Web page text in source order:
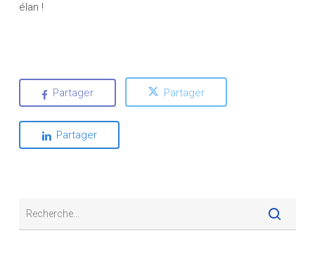
élan !
Partager Partager
Partager